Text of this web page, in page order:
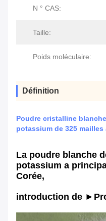
N ° CAS:
Taille:
Poids moléculaire:
Définition
Poudre cristalline
potassium de 325 mailles
La poudre blanche
potassium a
Corée,
introduction de